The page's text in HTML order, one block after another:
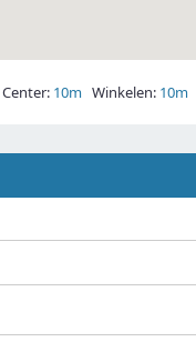
Center: 10m Winkelen: 10m